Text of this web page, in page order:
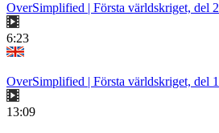
OverSimplified | Första världskriget, del 2
6:23
OverSimplified | Första världskriget, del 1
13:09